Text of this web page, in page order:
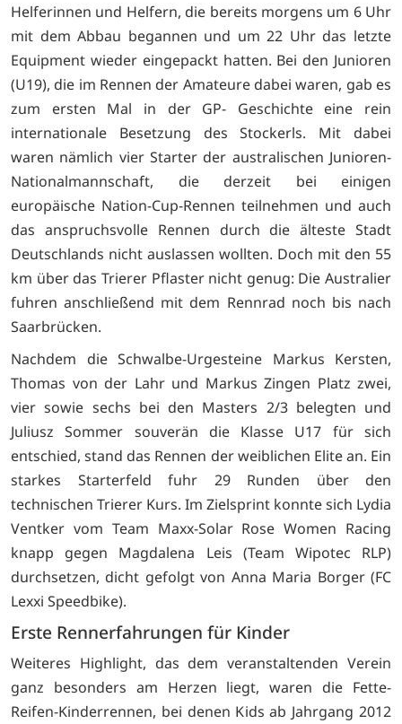
Helferinnen und Helfern, die bereits morgens um 6 Uhr
mit dem Abbau begannen und um 22 Uhr das letzte
Equipment wieder eingepackt hatten. Bei den Junioren
(U19), die im Rennen der Amateure dabei waren, gab es
zum ersten Mal in der GP- Geschichte eine rein
internationale Besetzung des Stockerls. Mit dabei
waren nämlich vier Starter der australischen Junioren-
Nationalmannschaft, die derzeit bei einigen
europäische Nation-Cup-Rennen teilnehmen und auch
das anspruchsvolle Rennen durch die älteste Stadt
Deutschlands nicht auslassen wollten. Doch mit den 55
km über das Trierer Pflaster nicht genug: Die Australier
fuhren anschließend mit dem Rennrad noch bis nach
Saarbrücken.
Nachdem die Schwalbe-Urgesteine Markus Kersten,
Thomas von der Lahr und Markus Zingen Platz zwei,
vier sowie sechs bei den Masters 2/3 belegten und
Juliusz Sommer souverän die Klasse U17 für sich
entschied, stand das Rennen der weiblichen Elite an. Ein
starkes Starterfeld fuhr 29 Runden über den
technischen Trierer Kurs. Im Zielsprint konnte sich Lydia
Ventker vom Team Maxx-Solar Rose Women Racing
knapp gegen Magdalena Leis (Team Wipotec RLP)
durchsetzen, dicht gefolgt von Anna Maria Borger (FC
Lexxi Speedbike).
Erste Rennerfahrungen für Kinder
Weiteres Highlight, das dem veranstaltenden Verein
ganz besonders am Herzen liegt, waren die Fette-
Reifen-Kinderrennen, bei denen Kids ab Jahrgang 2012